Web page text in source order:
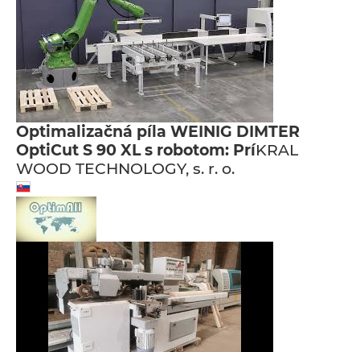
Optimalizačná píla WEINIG DIMTER
OptiCut S 90 XL s robotom: PríKRAL
WOOD TECHNOLOGY, s. r. o.